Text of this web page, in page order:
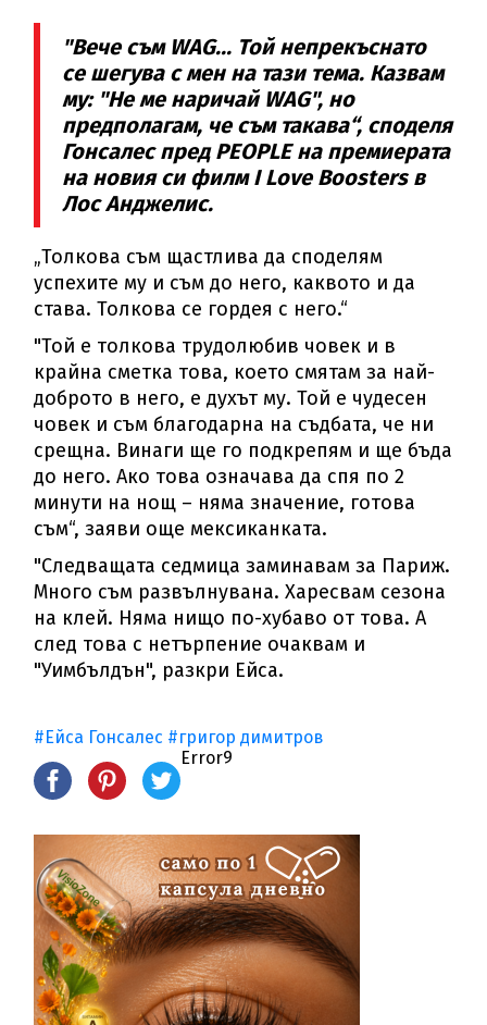
"Вече съм WAG... Той непрекъснато
се шегува с мен на тази тема. Казвам
му: "Не ме наричай WAG", но
предполагам, че съм такава“, споделя
Гонсалес пред PEOPLE на премиерата
на новия си филм I Love Boosters в
Лос Анджелис.
„Толкова съм щастлива да споделям
успехите му и съм до него, каквото и да
става. Толкова се гордея с него.“
"Той е толкова трудолюбив човек и в
крайна сметка това, което смятам за най-
доброто в него, е духът му. Той е чудесен
човек и съм благодарна на съдбата, че ни
срещна. Винаги ще го подкрепям и ще бъда
до него. Ако това означава да спя по 2
минути на нощ – няма значение, готова
съм“, заяви още мексиканката.
"Следващата седмица заминавам за Париж.
Много съм развълнувана. Харесвам сезона
на клей. Няма нищо по-хубаво от това. А
след това с нетърпение очаквам и
"Уимбълдън", разкри Ейса.
#Ейса Гонсалес #григор димитров
Error9